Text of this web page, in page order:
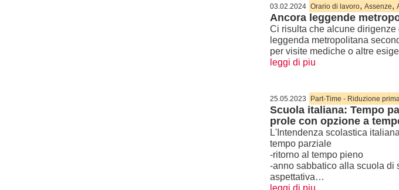
03.02.2024 Orario di lavoro, Assenze,
Ancora leggende
Ci risulta che alcune
leggenda metropolitana
per visite mediche o altre
leggi di piu
25.05.2023 Part-Time - Riduzione
Scuola italiana: Tempo
prole con opzione a
L'Intendenza scolastica
tempo parziale
-ritorno al tempo pieno
-anno sabbatico alla scuola di
aspettativa…
leggi di piu